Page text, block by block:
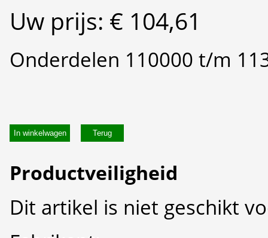
Uw prijs: € 104,61
Onderdelen 110000 t/m
In winkelwagen
Productveiligheid
Dit artikel is niet geschikt